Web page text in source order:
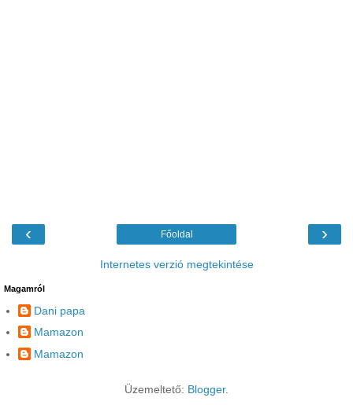
‹ ›
Főoldal
Internetes verzió megtekintése
Magamról
Dani papa
Mamazon
Mamazon
Üzemeltető: Blogger.